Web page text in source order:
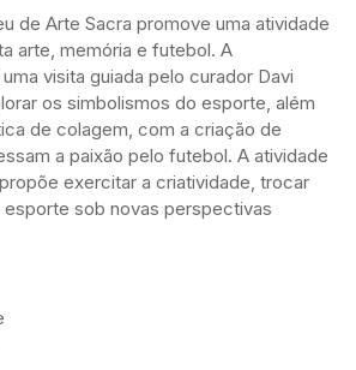
de Arte Sacra promove uma atividade
arte, memória e futebol. A
visita guiada pelo curador Davi
os simbolismos do esporte, além
de colagem, com a criação de
a paixão pelo futebol. A atividade
exercitar a criatividade, trocar
esporte sob novas perspectivas